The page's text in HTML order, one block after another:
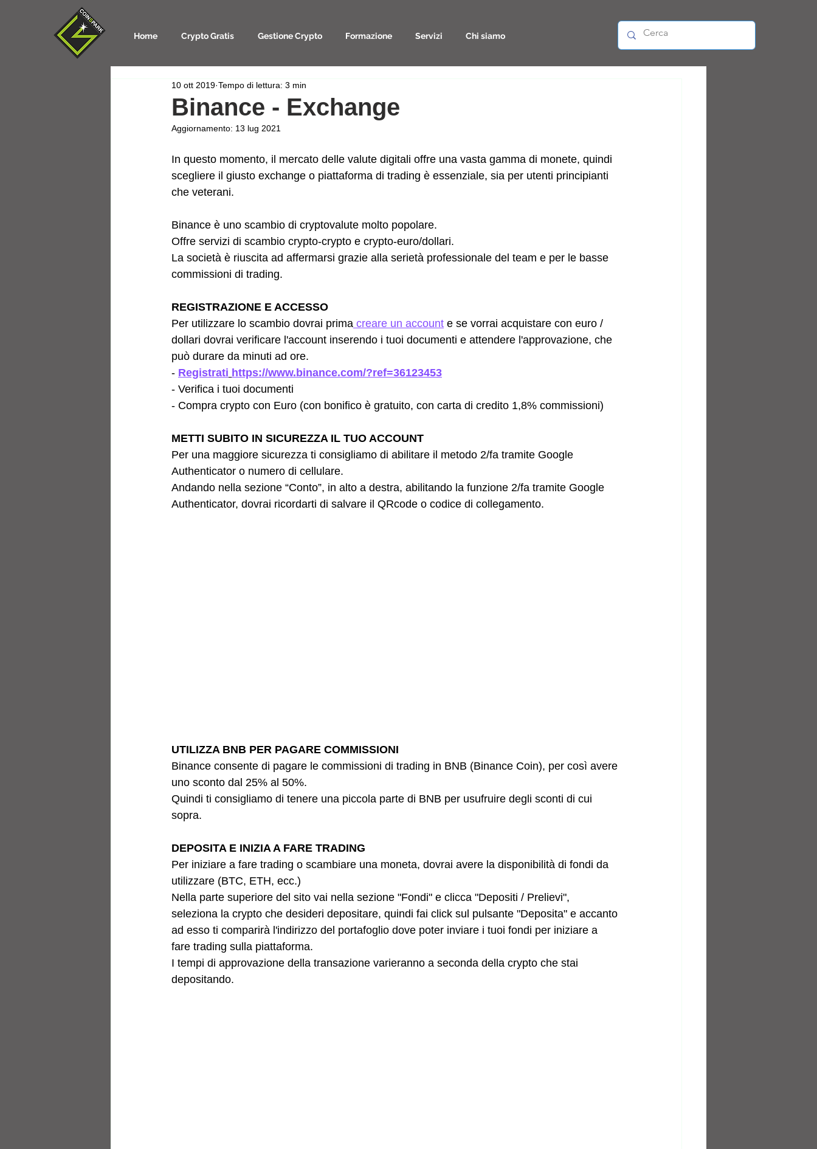
Home Crypto Gratis Gestione Crypto Formazione Servizi Chi siamo
Binance - Exchange
10 ott 2019 Tempo di lettura: 3 min
Aggiornamento: 13 lug 2021
In questo momento, il mercato delle valute digitali offre una vasta gamma di monete, quindi
scegliere il giusto exchange o piattaforma di trading è essenziale, sia per utenti principianti
che veterani.
Binance è uno scambio di cryptovalute molto popolare.
Offre servizi di scambio crypto-crypto e crypto-euro/dollari.
La società è riuscita ad affermarsi grazie alla serietà professionale del team e per le basse
commissioni di trading.
REGISTRAZIONE E ACCESSO
Per utilizzare lo scambio dovrai prima creare un account e se vorrai acquistare con euro /
dollari dovrai verificare l'account inserendo i tuoi documenti e attendere l'approvazione, che
può durare da minuti ad ore.
- Registrati https://www.binance.com/?ref=36123453
- Verifica i tuoi documenti
- Compra crypto con Euro (con bonifico è gratuito, con carta di credito 1,8% commissioni)
METTI SUBITO IN SICUREZZA IL TUO ACCOUNT
Per una maggiore sicurezza ti consigliamo di abilitare il metodo 2/fa tramite Google
Authenticator o numero di cellulare.
Andando nella sezione “Conto”, in alto a destra, abilitando la funzione 2/fa tramite Google
Authenticator, dovrai ricordarti di salvare il QRcode o codice di collegamento.
UTILIZZA BNB PER PAGARE COMMISSIONI
Binance consente di pagare le commissioni di trading in BNB (Binance Coin), per così avere
uno sconto dal 25% al 50%.
Quindi ti consigliamo di tenere una piccola parte di BNB per usufruire degli sconti di cui
sopra.
DEPOSITA E INIZIA A FARE TRADING
Per iniziare a fare trading o scambiare una moneta, dovrai avere la disponibilità di fondi da
utilizzare (BTC, ETH, ecc.)
Nella parte superiore del sito vai nella sezione "Fondi" e clicca "Depositi / Prelievi",
seleziona la crypto che desideri depositare, quindi fai click sul pulsante "Deposita" e accanto
ad esso ti comparirà l'indirizzo del portafoglio dove poter inviare i tuoi fondi per iniziare a
fare trading sulla piattaforma.
I tempi di approvazione della transazione varieranno a seconda della crypto che stai
depositando.